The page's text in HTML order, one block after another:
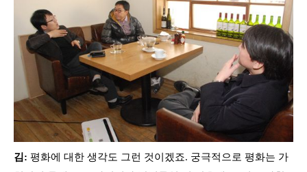
김: 평화에 대한 생각도 그런 것이겠죠. 궁극적으로 평화는 가